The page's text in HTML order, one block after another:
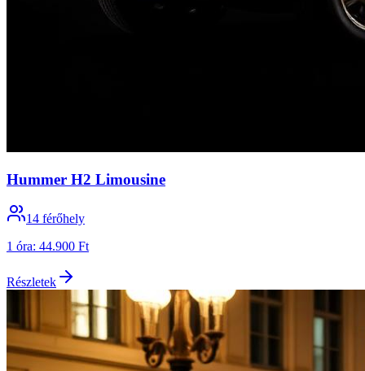
Hummer H2 Limousine
14 férőhely
1 óra: 44.900 Ft
Részletek